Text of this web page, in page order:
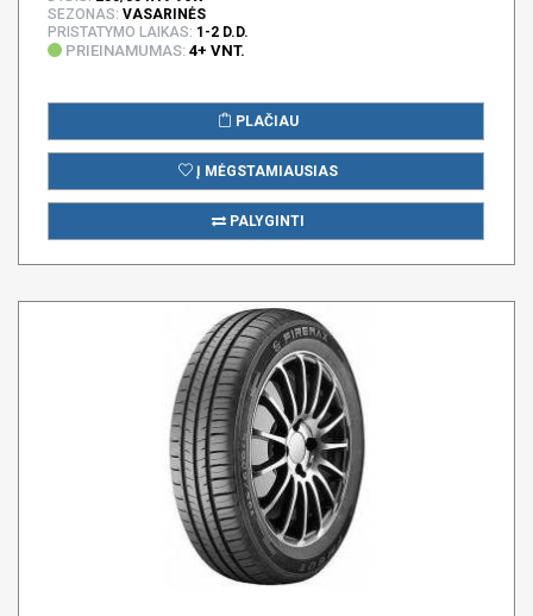
SEZONAS: VASARINĖS
PRISTATYMO LAIKAS: 1-2 D.D.
PRIEINAMUMAS: 4+ VNT.
PLAČIAU
Į MĖGSTAMIAUSIAS
PALYGINTI